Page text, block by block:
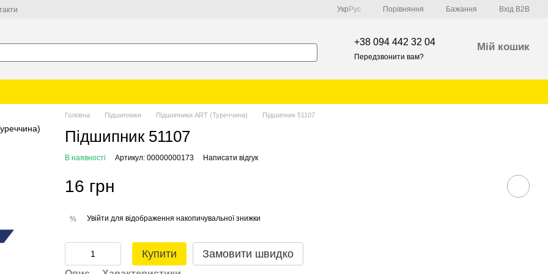
Укр Рус Порівняння Бажання Вхід B2B
+38 094 442 32 04
Передзвонити вам?
Мій кошик
Головна Підшипники Підшипники ART (Туреччина) Підшипник 51107
Підшипник 51107
В наявності Артикул: 00000000173 Написати відгук
16 грн
% Увійти для відображення накопичувальної знижки
Купити Замовити швидко